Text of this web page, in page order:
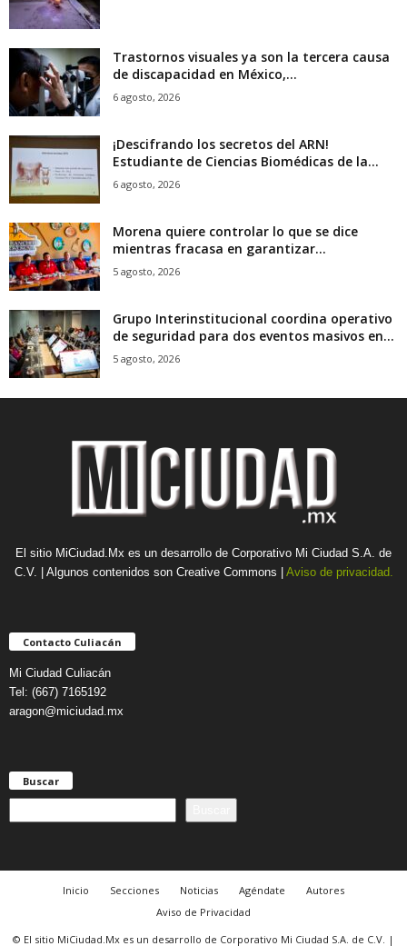
Trastornos visuales ya son la tercera causa
de discapacidad en México,...
6 agosto, 2026
¡Descifrando los secretos del ARN!
Estudiante de Ciencias Biomédicas de la...
6 agosto, 2026
Morena quiere controlar lo que se dice
mientras fracasa en garantizar...
5 agosto, 2026
Grupo Interinstitucional coordina operativo
de seguridad para dos eventos masivos en...
5 agosto, 2026
El sitio MiCiudad.Mx es un desarrollo de Corporativo Mi Ciudad S.A. de
C.V. | Algunos contenidos son Creative Commons | Aviso de privacidad.
Contacto Culiacán
Mi Ciudad Culiacán
Tel: (667) 7165192
aragon@miciudad.mx
Buscar
u
Inicio Secciones Noticias Agéndate
Autores
Aviso de Privacidad
© El sitio MiCiudad.Mx es un desarrollo de Corporativo Mi Ciudad S.A. de C.V. |